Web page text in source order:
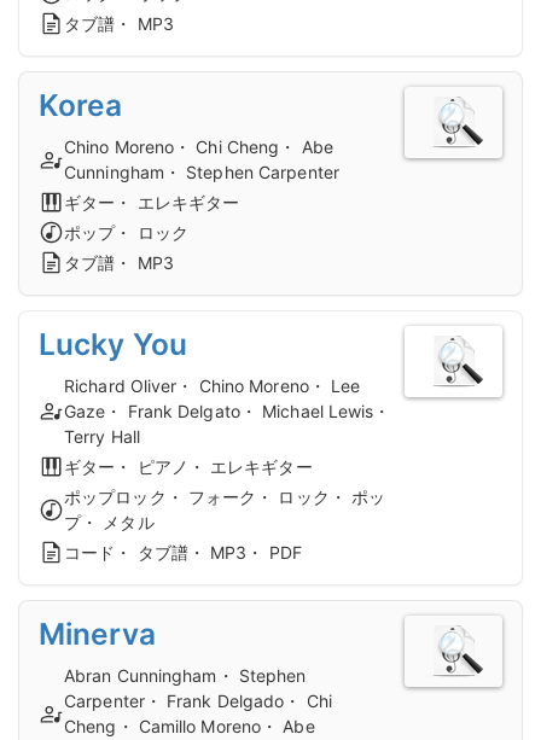
タブ譜・ MP3
Korea
Chino Moreno・ Chi Cheng・ Abe
Cunningham・ Stephen Carpenter
ギター・ エレキギター
ポップ・ ロック
タブ譜・ MP3
Lucky You
Richard Oliver・ Chino Moreno・ Lee
Gaze・ Frank Delgato・ Michael Lewis・
Terry Hall
ギター・ ピアノ・ エレキギター
ポップロック・ フォーク・ ロック・ ポッ
プ・ メタル
コード・ タブ譜・ MP3・ PDF
Minerva
Abran Cunningham・ Stephen
Carpenter・ Frank Delgado・ Chi
Cheng・ Camillo Moreno・ Abe